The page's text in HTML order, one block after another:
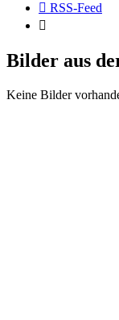
RSS-Feed
Bilder aus
Keine Bilder